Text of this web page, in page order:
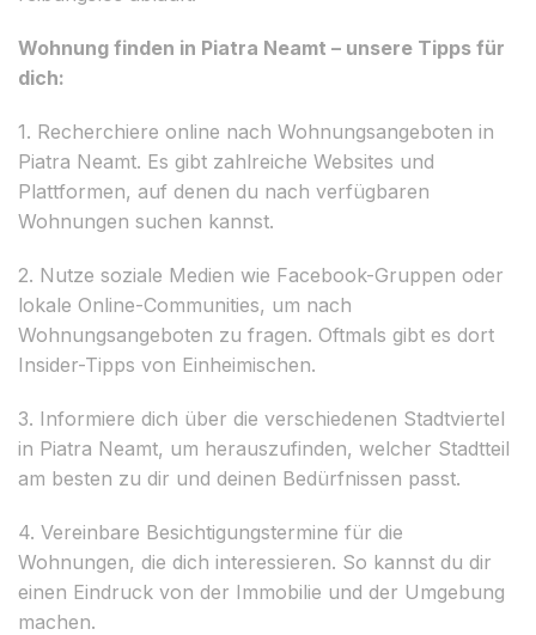
Wohnung finden in Piatra Neamt – unsere Tipps für
dich:
1. Recherchiere online nach Wohnungsangeboten in
Piatra Neamt. Es gibt zahlreiche Websites und
Plattformen, auf denen du nach verfügbaren
Wohnungen suchen kannst.
2. Nutze soziale Medien wie Facebook-Gruppen oder
lokale Online-Communities, um nach
Wohnungsangeboten zu fragen. Oftmals gibt es dort
Insider-Tipps von Einheimischen.
3. Informiere dich über die verschiedenen Stadtviertel
in Piatra Neamt, um herauszufinden, welcher Stadtteil
am besten zu dir und deinen Bedürfnissen passt.
4. Vereinbare Besichtigungstermine für die
Wohnungen, die dich interessieren. So kannst du dir
einen Eindruck von der Immobilie und der Umgebung
machen.